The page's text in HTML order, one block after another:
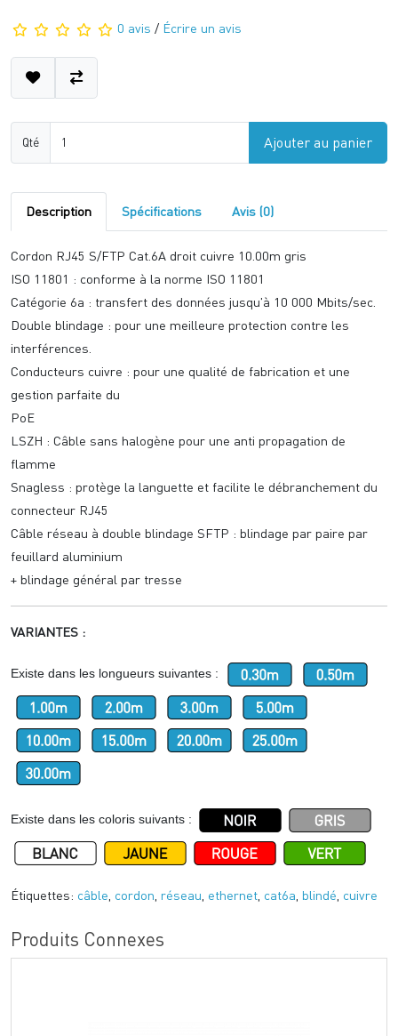
0 avis / Écrire un avis
Qté Ajouter au panier
Description Spécifications Avis (0)
Cordon RJ45 S/FTP Cat.6A droit cuivre 10.00m gris
ISO 11801 : conforme à la norme ISO 11801
Catégorie 6a : transfert des données jusqu'à 10 000 Mbits/sec.
Double blindage : pour une meilleure protection contre les
interférences.
Conducteurs cuivre : pour une qualité de fabrication et une
gestion parfaite du
PoE
LSZH : Câble sans halogène pour une anti propagation de
flamme
Snagless : protège la languette et facilite le débranchement du
connecteur RJ45
Câble réseau à double blindage SFTP : blindage par paire par
feuillard aluminium
+ blindage général par tresse
VARIANTES :
Existe dans les longueurs suivantes :
Existe dans les coloris suivants :
Étiquettes: câble cordon réseau ethernet cat6a blindé cuivre
Produits Connexes